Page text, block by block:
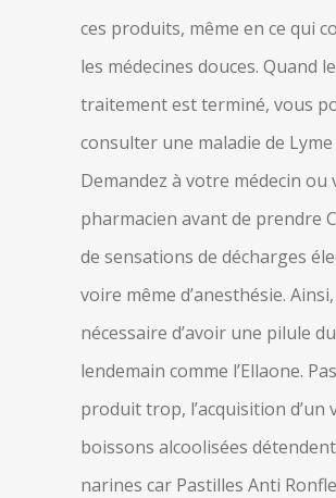
ces produits, même en ce qui
les médecines douces. Quand le
traitement est terminé, vous
consulter une maladie de
Demandez à votre médecin ou
pharmacien avant de prendre
de sensations de décharges
voire même d’anesthésie.
nécessaire d’avoir une pilule du
lendemain comme l’Ellaone.
produit trop, l’acquisition d’un
boissons alcoolisées
narines car Pastilles Anti